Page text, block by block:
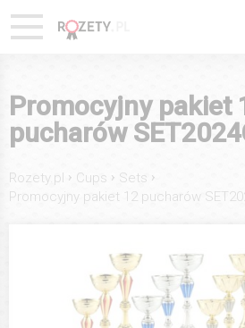
Promocyjny pakiet
pucharów
Rozety.pl › Cups › Sets ›
Promocyjny pakiet 12 pucharów